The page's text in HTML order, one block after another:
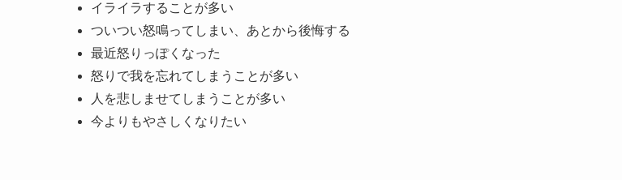
イライラすることが多い
ついつい怒鳴ってしまい、あとから後悔する
最近怒りっぽくなった
怒りで我を忘れてしまうことが多い
人を悲しませてしまうことが多い
今よりもやさしくなりたい